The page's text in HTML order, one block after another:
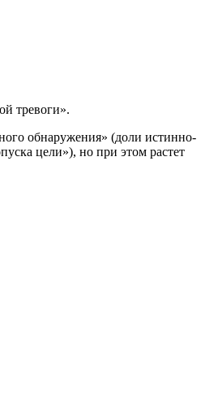
тревоги».
обнаружения» (доли истинно-
цели»), но при этом растет